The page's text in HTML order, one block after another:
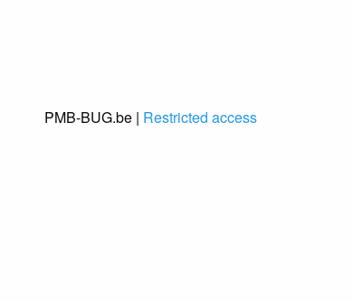
PMB-BUG.be | Restricted access